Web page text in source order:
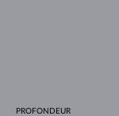
PROFONDEUR